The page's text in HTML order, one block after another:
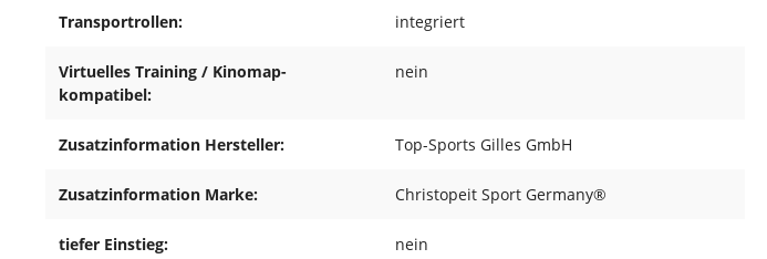
Transportrollen: integriert
Virtuelles Training / Kinomap-
kompatibel:
nein
Zusatzinformation Hersteller: Top-Sports Gilles GmbH
Zusatzinformation Marke: Christopeit Sport Germany®
tiefer Einstieg: nein